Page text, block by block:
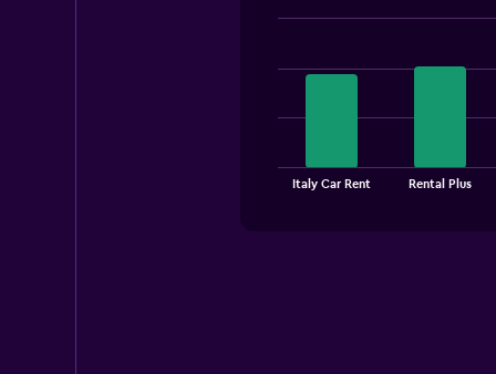
chartItaly Car Rent Rental Plus